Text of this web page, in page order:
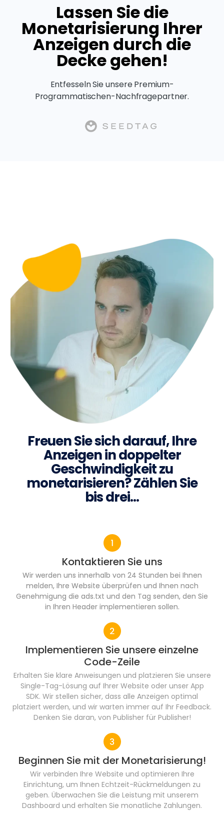
Lassen Sie die
Monetarisierung Ihrer
Anzeigen durch die
Decke gehen!
Entfesseln Sie unsere Premium-
Programmatischen-Nachfragepartner.
Freuen Sie sich darauf, Ihre
Anzeigen in doppelter
Geschwindigkeit zu
monetarisieren? Zählen Sie
bis drei…
Kontaktieren Sie uns
Wir werden uns innerhalb von 24 Stunden bei Ihnen
melden, Ihre Website überprüfen und Ihnen nach
Genehmigung die ads.txt und den Tag senden, den Sie
in Ihren Header implementieren sollen.
Implementieren Sie unsere einzelne
Code-Zeile
Erhalten Sie klare Anweisungen und platzieren Sie unsere
Single-Tag-Lösung auf Ihrer Website oder unser App
SDK. Wir stellen sicher, dass alle Anzeigen optimal
platziert werden, und wir warten immer auf Ihr Feedback.
Denken Sie daran, von Publisher für Publisher!
Beginnen Sie mit der Monetarisierung!
Wir verbinden Ihre Website und optimieren Ihre
Einrichtung, um Ihnen Echtzeit-Rückmeldungen zu
geben. Überwachen Sie die Leistung mit unserem
Dashboard und erhalten Sie monatliche Zahlungen.